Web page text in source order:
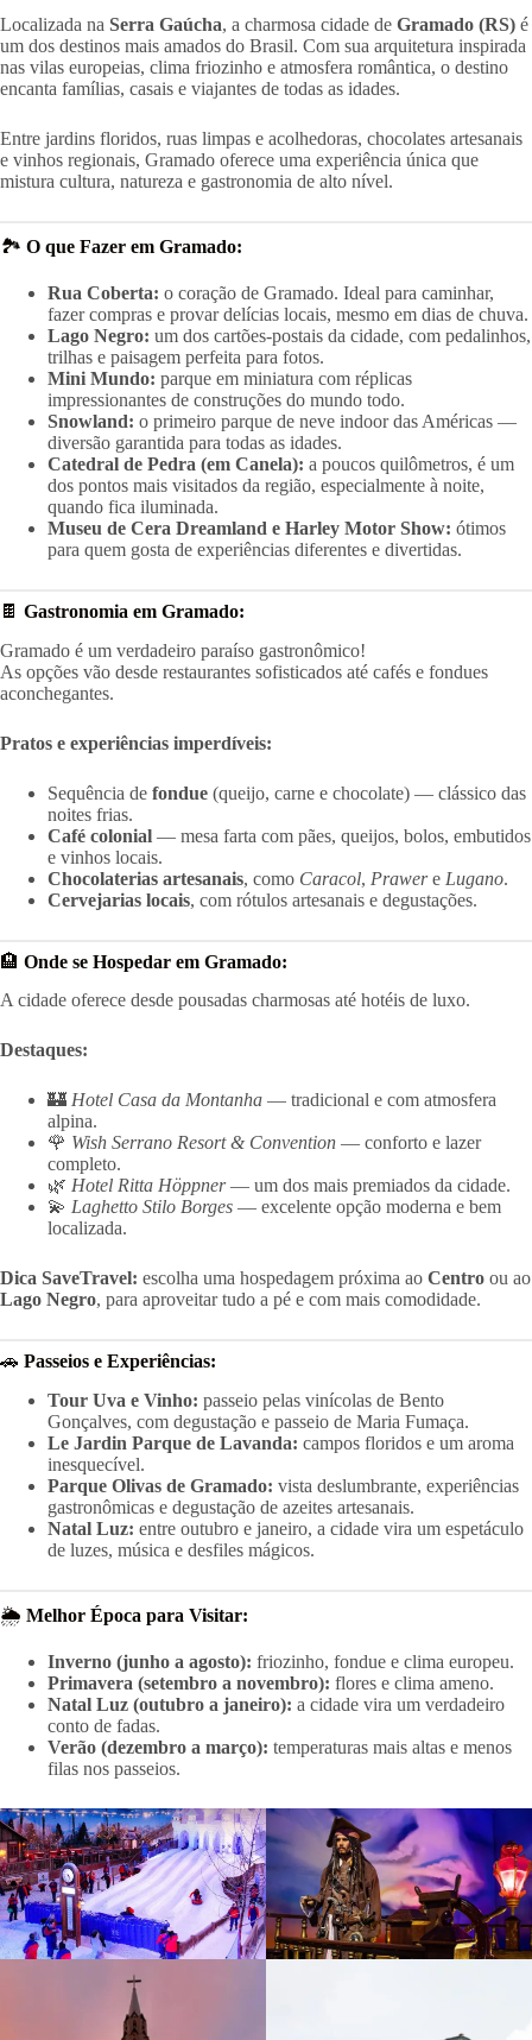
Localizada na Serra Gaúcha, a charmosa cidade de Gramado (RS) é
um dos destinos mais amados do Brasil. Com sua arquitetura inspirada
nas vilas europeias, clima friozinho e atmosfera romântica, o destino
encanta famílias, casais e viajantes de todas as idades.
Entre jardins floridos, ruas limpas e acolhedoras, chocolates artesanais
e vinhos regionais, Gramado oferece uma experiência única que
mistura cultura, natureza e gastronomia de alto nível.
🏞️ O que Fazer em Gramado:
Rua Coberta: o coração de Gramado. Ideal para caminhar,
fazer compras e provar delícias locais, mesmo em dias de chuva.
Lago Negro: um dos cartões-postais da cidade, com pedalinhos,
trilhas e paisagem perfeita para fotos.
Mini Mundo: parque em miniatura com réplicas
impressionantes de construções do mundo todo.
Snowland: o primeiro parque de neve indoor das Américas —
diversão garantida para todas as idades.
Catedral de Pedra (em Canela): a poucos quilômetros, é um
dos pontos mais visitados da região, especialmente à noite,
quando fica iluminada.
Museu de Cera Dreamland e Harley Motor Show: ótimos
para quem gosta de experiências diferentes e divertidas.
🍫 Gastronomia em Gramado:
Gramado é um verdadeiro paraíso gastronômico!
As opções vão desde restaurantes sofisticados até cafés e fondues
aconchegantes.
Pratos e experiências imperdíveis:
Sequência de fondue (queijo, carne e chocolate) — clássico das
noites frias.
Café colonial — mesa farta com pães, queijos, bolos, embutidos
e vinhos locais.
Chocolaterias artesanais, como Caracol, Prawere Lugano.
Cervejarias locais, com rótulos artesanais e degustações.
🏨 Onde se Hospedar em Gramado:
A cidade oferece desde pousadas charmosas até hotéis de luxo.
Destaques:
🏰 Hotel Casa da Montanha — tradicional e com atmosfera
alpina.
🌹 Wish Serrano Resort & Convention — conforto e lazer
completo.
🌿 Hotel Ritta Höppner— um dos mais premiados da cidade.
💫 Laghetto Stilo Borges — excelente opção moderna e bem
localizada.
Dica SaveTravel: escolha uma hospedagem próxima ao Centro ou ao
Lago Negro, para aproveitar tudo a pé e com mais comodidade.
🚗 Passeios e Experiências:
Tour Uva e Vinho: passeio pelas vinícolas de Bento
Gonçalves, com degustação e passeio de Maria Fumaça.
Le Jardin Parque de Lavanda: campos floridos e um aroma
inesquecível.
Parque Olivas de Gramado: vista deslumbrante, experiências
gastronômicas e degustação de azeites artesanais.
Natal Luz: entre outubro e janeiro, a cidade vira um espetáculo
de luzes, música e desfiles mágicos.
🌦️ Melhor Época para Visitar:
Inverno (junho a agosto): friozinho, fondue e clima europeu.
Primavera (setembro a novembro): flores e clima ameno.
Natal Luz (outubro a janeiro): a cidade vira um verdadeiro
conto de fadas.
Verão (dezembro a março): temperaturas mais altas e menos
filas nos passeios.